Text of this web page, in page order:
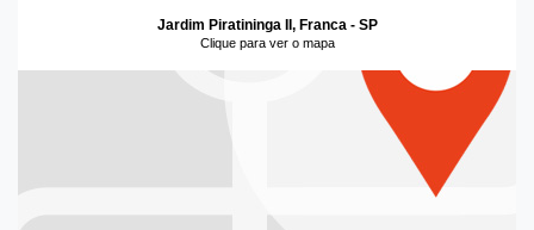
Jardim Piratininga II, Franca - SP
Clique para ver o mapa